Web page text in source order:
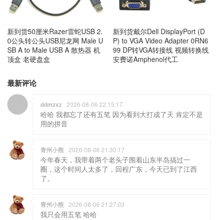
新到货50厘米Razer雷蛇USB 2.
0公头转公头USB尼龙网 Male U
SB A to Male USB A 散热器 机
顶盒 老硬盘盒
新到货戴尔Dell DisplayPort (D
P) to VGA Video Adapter 0RN6
99 DP转VGA转接线 视频转换线
安费诺Amphenol代工
最新评论
ddmzxz 2026-08-06 22:15:17
哈哈 我都忘了还有五笔 因为看到大打成了天 肯定不是
用的拼音
青州小熊 2026-08-06 21:30:17
今年春天，我带着两个老头子围着山东半岛搞过一
圈，这个时间人太多了，回程广东，今天已到了江西
了。
青州小熊 2026-08-06 21:27:03
我只会用五笔 哈哈